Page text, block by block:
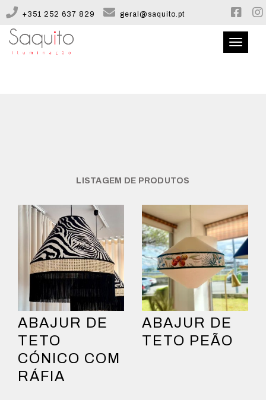
+351 252 637 829 geral@saquito.pt
Toggle
LISTAGEM DE PRODUTOS
ABAJUR DE
TETO
CÓNICO COM
RÁFIA
ABAJUR DE
TETO PEÃO